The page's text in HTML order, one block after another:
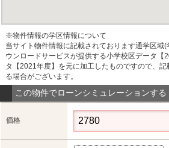
※物件情報の学区情報について
当サイト物件情報に記載されております通学区域
ウンロードサービスが提供する小学校区データ【
タ【2021年度】を元に加工したものですので、
る場合がございます。
この物件でローンシミュレーションする
価格